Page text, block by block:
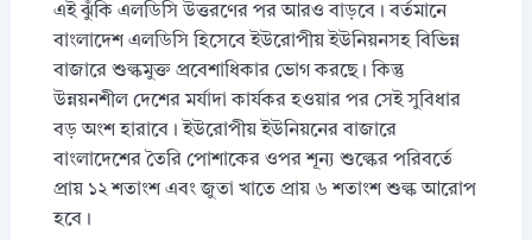
এই ঝুঁকি এলডিসি উত্তরণের পর আরও বাড়বে। বর্তমানে
বাংলাদেশ এলডিসি হিসেবে ইউরোপীয় ইউনিয়নসহ বিভিন্ন
বাজারে শুল্কমুক্ত প্রবেশাধিকার ভোগ করছে। কিন্তু
উন্নয়নশীল দেশের মর্যাদা কার্যকর হওয়ার পর সেই সুবিধার
বড় অংশ হারাবে। ইউরোপীয় ইউনিয়নের বাজারে
বাংলাদেশের তৈরি পোশাকের ওপর শূন্য শুল্কের পরিবর্তে
প্রায় ১২ শতাংশ এবং জুতা খাতে প্রায় ৬ শতাংশ শুল্ক আরোপ
হবে।